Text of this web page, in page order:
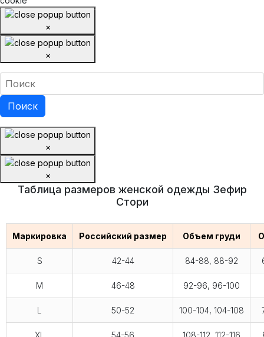
×
×
×
×
Таблица размеров женской одежды Зефир
Стори
Маркировка Российский размер Объем груди
S 42-44 84-88, 88-92
M 46-48 92-96, 96-100
L 50-52 100-104, 104-108
XL 54-56 108-112, 112-116